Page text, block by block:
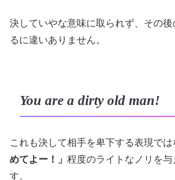
決していやな意味に取られず、その
るに違いありません。
You are a dirty old man!
これも決して相手を卑下する表現では
めてよー！」 程度のライトなノリを与
す。